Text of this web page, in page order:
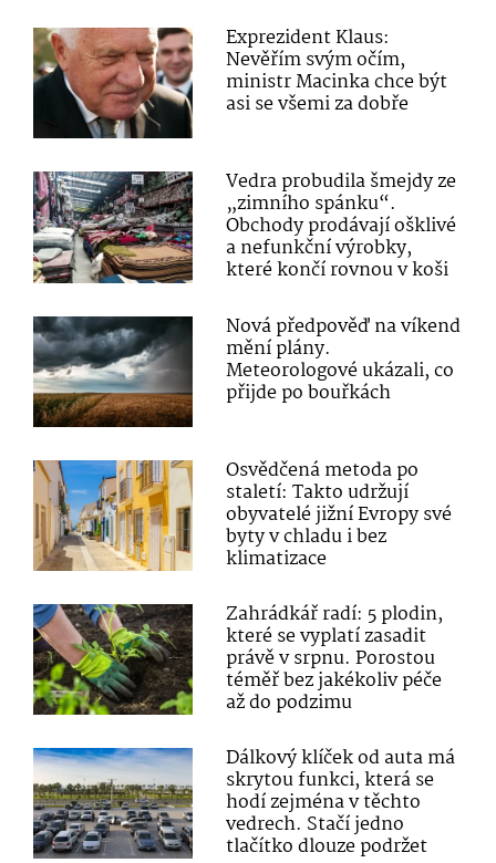
Exprezident Klaus:
Nevěřím svým očím,
ministr Macinka chce být
asi se všemi za dobře
Vedra probudila šmejdy ze
„zimního spánku“.
Obchody prodávají ošklivé
a nefunkční výrobky,
které končí rovnou v koši
Nová předpověď na víkend
mění plány.
Meteorologové ukázali, co
přijde po bouřkách
Osvědčená metoda po
staletí: Takto udržují
obyvatelé jižní Evropy své
byty v chladu i bez
klimatizace
Zahrádkář radí: 5 plodin,
které se vyplatí zasadit
právě v srpnu. Porostou
téměř bez jakékoliv péče
až do podzimu
Dálkový klíček od auta má
skrytou funkci, která se
hodí zejména v těchto
vedrech. Stačí jedno
tlačítko dlouze podržet